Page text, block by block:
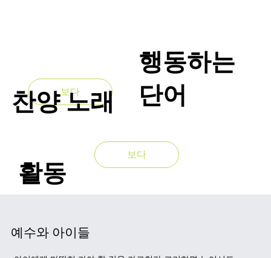
보다
찬양노래
행동하는
단어
활동
보다
예수와 아이들